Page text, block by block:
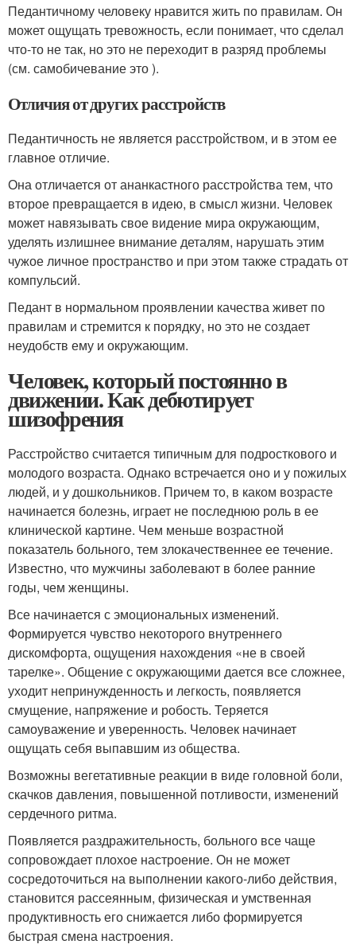
Педантичному человеку нравится жить по правилам. Он
может ощущать тревожность, если понимает, что сделал
что-то не так, но это не переходит в разряд проблемы
(см. самобичевание это ).
Отличия от других расстройств
Педантичность не является расстройством, и в этом ее
главное отличие.
Она отличается от ананкастного расстройства тем, что
второе превращается в идею, в смысл жизни. Человек
может навязывать свое видение мира окружающим,
уделять излишнее внимание деталям, нарушать этим
чужое личное пространство и при этом также страдать от
компульсий.
Педант в нормальном проявлении качества живет по
правилам и стремится к порядку, но это не создает
неудобств ему и окружающим.
Человек, который постоянно в
движении. Как дебютирует
шизофрения
Расстройство считается типичным для подросткового и
молодого возраста. Однако встречается оно и у пожилых
людей, и у дошкольников. Причем то, в каком возрасте
начинается болезнь, играет не последнюю роль в ее
клинической картине. Чем меньше возрастной
показатель больного, тем злокачественнее ее течение.
Известно, что мужчины заболевают в более ранние
годы, чем женщины.
Все начинается с эмоциональных изменений.
Формируется чувство некоторого внутреннего
дискомфорта, ощущения нахождения «не в своей
тарелке». Общение с окружающими дается все сложнее,
уходит непринужденность и легкость, появляется
смущение, напряжение и робость. Теряется
самоуважение и уверенность. Человек начинает
ощущать себя выпавшим из общества.
Возможны вегетативные реакции в виде головной боли,
скачков давления, повышенной потливости, изменений
сердечного ритма.
Появляется раздражительность, больного все чаще
сопровождает плохое настроение. Он не может
сосредоточиться на выполнении какого-либо действия,
становится рассеянным, физическая и умственная
продуктивность его снижается либо формируется
быстрая смена настроения.